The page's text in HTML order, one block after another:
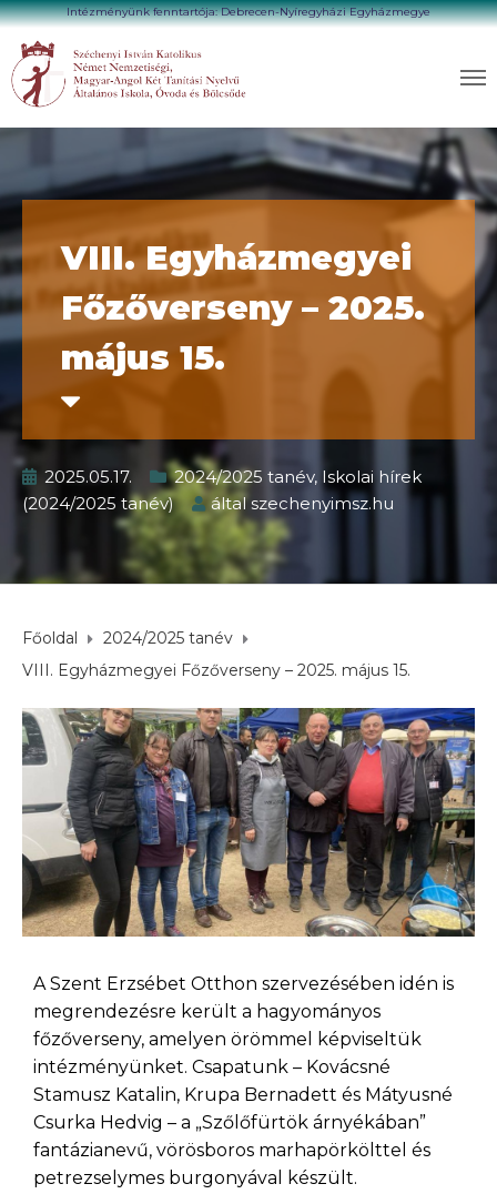
Intézményünk fenntartója: Debrecen-Nyíregyházi Egyházmegye
VIII. Egyházmegyei
Főzőverseny – 2025.
május 15.
2025.05.17. 2024/2025 tanév, Iskolai hírek
(2024/2025 tanév)
általszechenyimsz.hu
Főoldal
2024/2025 tanév
VIII. Egyházmegyei Főzőverseny – 2025. május 15.
A Szent Erzsébet Otthon szervezésében idén is
megrendezésre került a hagyományos
főzőverseny, amelyen örömmel képviseltük
intézményünket. Csapatunk – Kovácsné
Stamusz Katalin, Krupa Bernadett és Mátyusné
Csurka Hedvig – a „Szőlőfürtök árnyékában”
fantázianevű, vörösboros marhapörkölttel és
petrezselymes burgonyával készült.